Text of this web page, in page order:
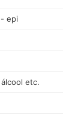
epi
etc.